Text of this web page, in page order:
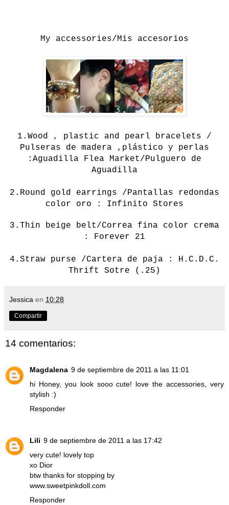
My accessories/Mis accesorios
1. Wood , plastic and pearl bracelets /
Pulseras de madera ,plástico y perlas
:Aguadilla Flea Market/Pulguero de
Aguadilla
2. Round gold
earrings /Pantallas redondas
color oro : Infinito Stores
3. Thin beige belt/Correa fina color crema
: Forever 21
4. Straw
purse /Cartera de paja : H.C.D.C.
Thrift Sotre (.25)
Jessica en 10:28
Compartir
14 comentarios:
Magdalena 9 de septiembre de 2011 a las 11:01
hi Honey, you look sooo cute! love the accessories, very
stylish :)
Responder
Lili 9 de septiembre de 2011 a las 17:42
very cute! lovely top
xo Dior
btw thanks for stopping by
www.sweetpinkdoll.com
Responder